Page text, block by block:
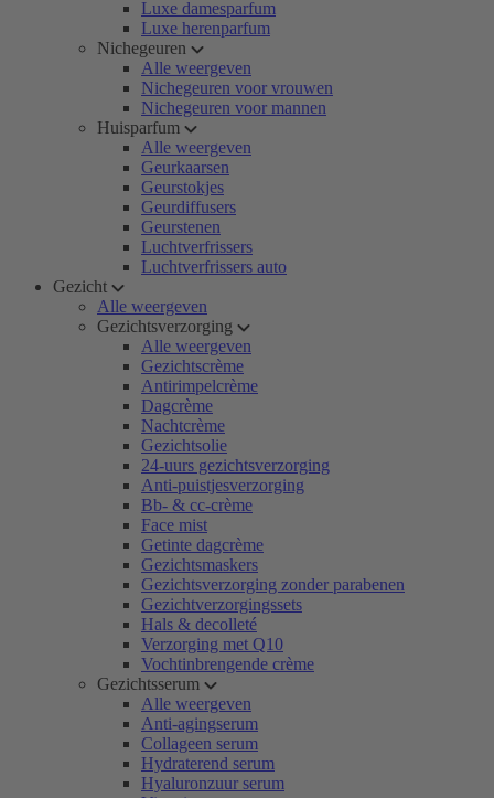
Luxe damesparfum
Luxe herenparfum
Nichegeuren
Alle weergeven
Nichegeuren voor vrouwen
Nichegeuren voor mannen
Huisparfum
Alle weergeven
Geurkaarsen
Geurstokjes
Geurdiffusers
Geurstenen
Luchtverfrissers
Luchtverfrissers auto
Gezicht
Alle weergeven
Gezichtsverzorging
Alle weergeven
Gezichtscrème
Antirimpelcrème
Dagcrème
Nachtcrème
Gezichtsolie
24-uurs gezichtsverzorging
Anti-puistjesverzorging
Bb- & cc-crème
Face mist
Getinte dagcrème
Gezichtsmaskers
Gezichtsverzorging zonder parabenen
Gezichtverzorgingssets
Hals & decolleté
Verzorging met Q10
Vochtinbrengende crème
Gezichtsserum
Alle weergeven
Anti-agingserum
Collageen serum
Hydraterend serum
Hyaluronzuur serum